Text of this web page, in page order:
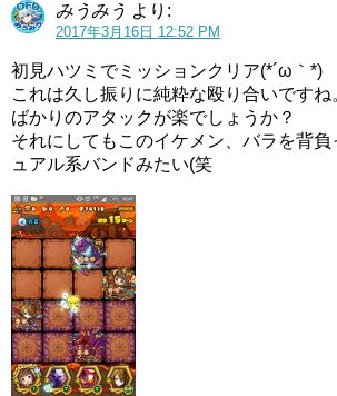
みうみう より:
2017年3月16日 12:52 PM
初見ハツミでミッションクリア(*´ω｀*)
これは久し振りに純粋な殴り合いですね
ばかりのアタックが楽でしょうか？
それにしてもこのイケメン、バラを背
ュアル系バンドみたい(笑